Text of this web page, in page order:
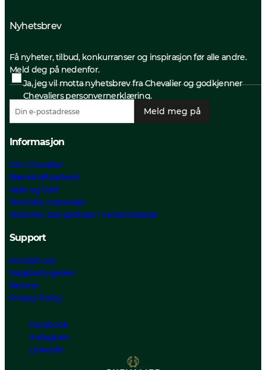
Nyhetsbrev
Få nyheter, tilbud, konkurranser og inspirasjon før alle andre.
Meld deg på nedenfor.
Ja, jeg vil motta nyhetsbrev fra Chevalier og godkjenner
Chevaliers personvernerklæring.
Meld meg på
Informasjon
Om Chevalier
Bærekraftsarbeid
Vask og Stell
Tekniske materialer
Historien bak jaktklær i verdensklasse
Support
Kontakt oss
Salgsbetingelser
Returer
Privacy Policy
Facebook
Instagram
LinkedIn